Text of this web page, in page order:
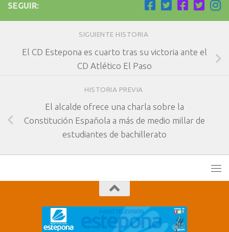
SEGUIR:
SIGUIENTE HISTORIA
El CD Estepona es cuarto tras su victoria ante el
CD Atlético El Paso
HISTORIA PREVIA
El alcalde ofrece una charla sobre la
Constitución Española a más de medio millar de
estudiantes de bachillerato